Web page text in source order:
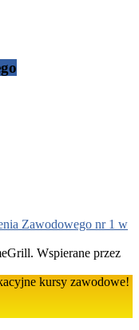
Zawodowego nr 1 w
Wspierane przez
kursy zawodowe!